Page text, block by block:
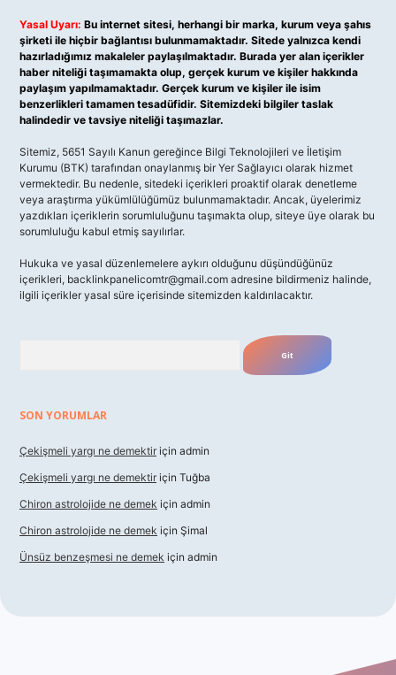
Yasal Uyarı: Bu internet sitesi, herhangi bir marka, kurum veya şahıs
şirketi ile hiçbir bağlantısı bulunmamaktadır. Sitede yalnızca kendi
hazırladığımız makaleler paylaşılmaktadır. Burada yer alan içerikler
haber niteliği taşımamakta olup, gerçek kurum ve kişiler hakkında
paylaşım yapılmamaktadır. Gerçek kurum ve kişiler ile isim
benzerlikleri tamamen tesadüfidir. Sitemizdeki bilgiler taslak
halindedir ve tavsiye niteliği taşımazlar.
Sitemiz, 5651 Sayılı Kanun gereğince Bilgi Teknolojileri ve İletişim
Kurumu (BTK) tarafından onaylanmış bir Yer Sağlayıcı olarak hizmet
vermektedir. Bu nedenle, sitedeki içerikleri proaktif olarak denetleme
veya araştırma yükümlülüğümüz bulunmamaktadır. Ancak, üyelerimiz
yazdıkları içeriklerin sorumluluğunu taşımakta olup, siteye üye olarak bu
sorumluluğu kabul etmiş sayılırlar.
Hukuka ve yasal düzenlemelere aykırı olduğunu düşündüğünüz
içerikleri, backlinkpanelicomtr@gmail.com adresine bildirmeniz halinde,
ilgili içerikler yasal süre içerisinde sitemizden kaldırılacaktır.
SON YORUMLAR
Çekişmeli yargı ne demektir için admin
Çekişmeli yargı ne demektir için Tuğba
Chiron astrolojide ne demek için admin
Chiron astrolojide ne demek için Şimal
Ünsüz benzeşmesi ne demek için admin